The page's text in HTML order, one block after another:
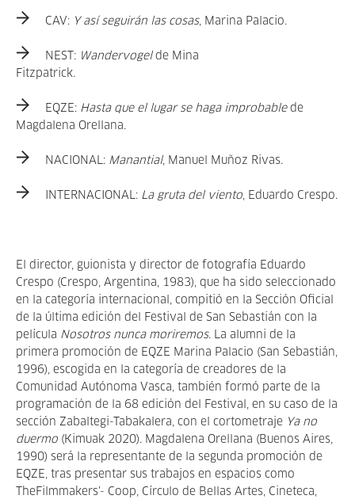
CAV: Y así seguirán las cosas, Marina Palacio.
NEST: Wandervogelde Mina
Fitzpatrick.
EQZE: Hasta que el lugar se haga improbablede
Magdalena Orellana.
NACIONAL: Manantial, Manuel Muñoz Rivas.
INTERNACIONAL: La gruta del viento, Eduardo Crespo.
El director, guionista y director de fotografía Eduardo
Crespo (Crespo, Argentina, 1983), que ha sido seleccionado
en la categoría internacional, compitió en la Sección Oficial
de la última edición del Festival de San Sebastián con la
película Nosotros nunca moriremos. La alumni de la
primera promoción de EQZE Marina Palacio (San Sebastián,
1996), escogida en la categoría de creadores de la
Comunidad Autónoma Vasca, también formó parte de la
programación de la 68 edición del Festival, en su caso de la
sección Zabaltegi-Tabakalera, con el cortometraje Ya no
duermo (Kimuak 2020). Magdalena Orellana (Buenos Aires,
1990) será la representante de la segunda promoción de
EQZE, tras presentar sus trabajos en espacios como
TheFilmmakers’- Coop, Círculo de Bellas Artes, Cineteca,